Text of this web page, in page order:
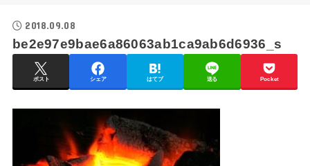
2018.09.08
be2e97e9bae6a86063ab1ca9ab6d6936_s
ポスト シェア はてブ 送る Pocket